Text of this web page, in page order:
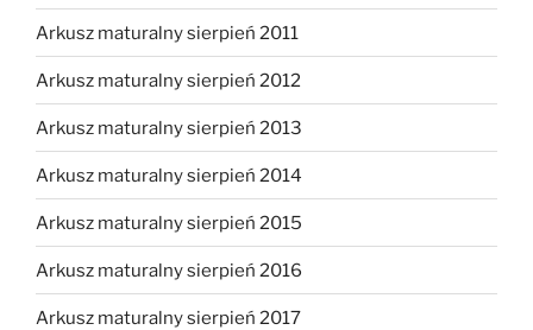
Arkusz maturalny sierpień 2011
Arkusz maturalny sierpień 2012
Arkusz maturalny sierpień 2013
Arkusz maturalny sierpień 2014
Arkusz maturalny sierpień 2015
Arkusz maturalny sierpień 2016
Arkusz maturalny sierpień 2017